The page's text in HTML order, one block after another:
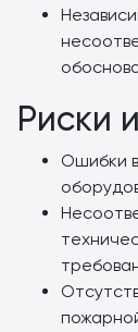
Риски
Ошибки